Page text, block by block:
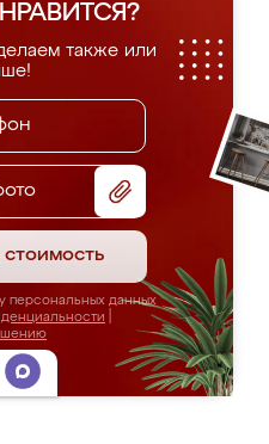
также или
стоимость
персональных данных